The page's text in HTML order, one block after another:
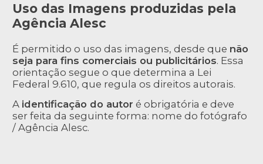
Uso das Imagens produzidas pela
Agência Alesc
É permitido o uso das imagens, desde que não
seja para fins comerciais ou publicitários. Essa
orientação segue o que determina a Lei
Federal 9.610, que regula os direitos autorais.
A identificação do autor é obrigatória e deve
ser feita da seguinte forma: nome do fotógrafo
/ Agência Alesc.